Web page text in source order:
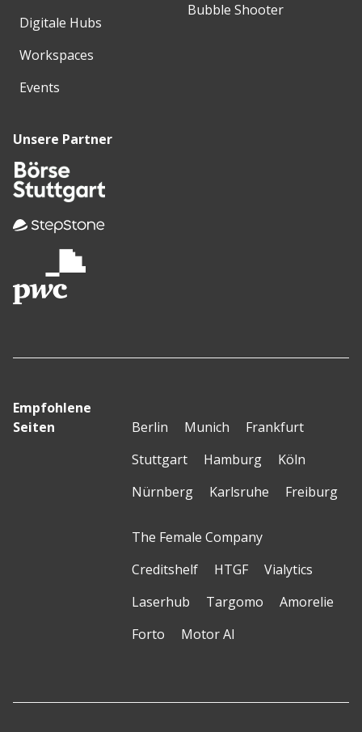
Digitale Hubs
Workspaces
Events
Bubble Shooter
Unsere Partner
Empfohlene
Seiten
Berlin Munich
Frankfurt
Stuttgart
Hamburg
Köln
Nürnberg
Karlsruhe Freiburg
The Female Company
Creditshelf
HTGF
Vialytics
Laserhub
Targomo
Amorelie
Forto
Motor AI